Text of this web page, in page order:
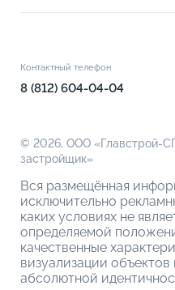
Благоустройство
О компании
Контактный телефон
8 (812) 604-04-04
© 2026, ООО «Главстрой-
застройщик»
Вся размещённая
исключительно
каких условиях не
определяемой
качественные
визуализации
абсолютной